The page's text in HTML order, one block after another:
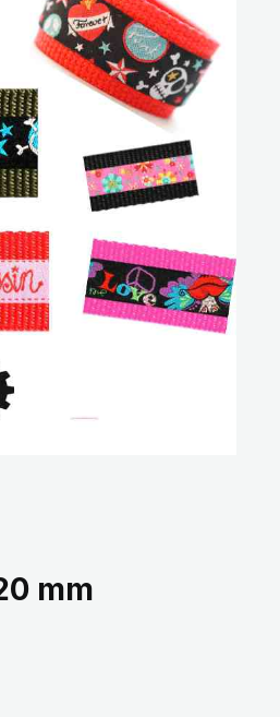
mm